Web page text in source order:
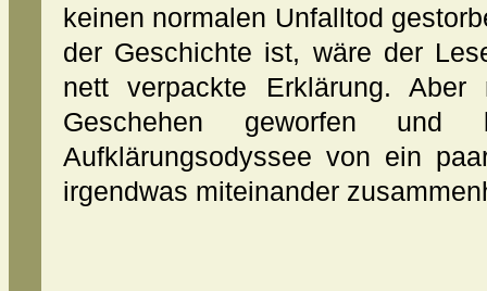
keinen normalen Unfalltod
der Geschichte ist, wäre der
nett verpackte Erklärung.
Geschehen geworfen
Aufklärungsodyssee von ein
irgendwas miteinander